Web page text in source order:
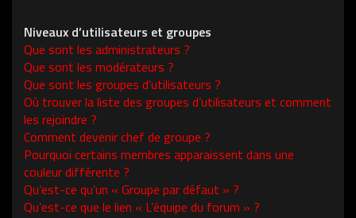
Niveaux d’utilisateurs et groupes
Que sont les administrateurs ?
Que sont les modérateurs ?
Que sont les groupes d’utilisateurs ?
Où trouver la liste des groupes d’utilisateurs et comment
les rejoindre ?
Comment devenir chef de groupe ?
Pourquoi certains membres apparaissent dans une
couleur différente ?
Qu’est-ce qu’un « Groupe par défaut » ?
Qu’est-ce que le lien « L’équipe du forum » ?